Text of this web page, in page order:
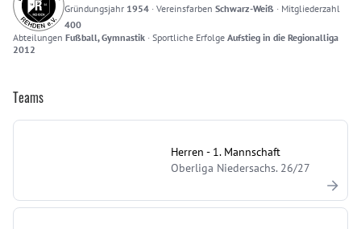
Gründungsjahr 1954 · Vereinsfarben Schwarz-Weiß · Mitgliederzahl
400
Abteilungen Fußball, Gymnastik · Sportliche Erfolge Aufstieg in die Regionalliga
2012
Teams
Herren - 1. Mannschaft
Oberliga Niedersachs. 26/27